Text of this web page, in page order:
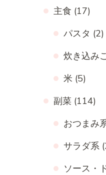
主食 (17)
パスタ (2)
炊き込み
米 (5)
副菜 (114)
おつまみ
サラダ系
ソース・